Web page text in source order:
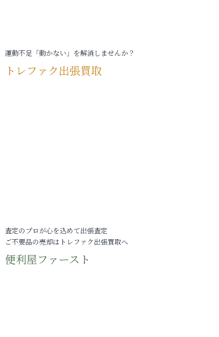
運動不足「動かない」を解消しませんか？
トレファク出張買取
査定のプロが心を込めて出張査定
ご不要品の売却はトレファク出張買取へ
便利屋ファースト